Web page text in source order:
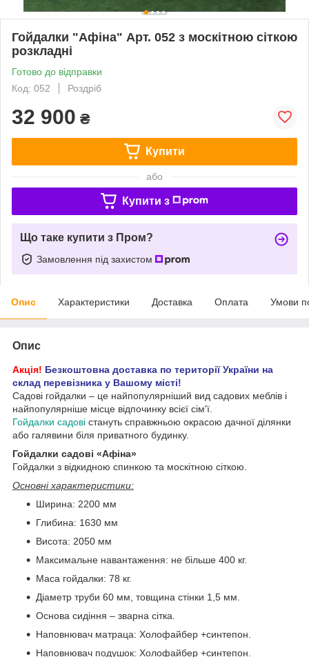
Гойдалки "Афіна" Арт. 052 з москітною сіткою
розкладні
Готово до відправки
Код: 052
Роздріб
32 900 ₴
Купити
або
Купити з
Що таке купити з Пром?
Замовлення під захистом
Опис Характеристики Доставка Оплата Умови
Опис
Акція! Безкоштовна доставка по території України на
склад перевізника у Вашому місті!
Садові гойдалки – це найпопулярніший вид садових меблів і
найпопулярніше місце відпочинку всієї сім'ї.
Гойдалки садові стануть справжньою окрасою дачної ділянки
або галявини біля приватного будинку.
Гойдалки садові «Афіна»
Гойдалки з відкидною спинкою та москітною сіткою.
Основні характеристики:
Ширина: 2200 мм
Глибина: 1630 мм
Висота: 2050 мм
Максимальне навантаження: не більше 400 кг.
Маса гойдалки: 78 кг.
Діаметр труби 60 мм, товщина стінки 1,5 мм.
Основа сидіння – зварна сітка.
Наповнювач матраца: Холофайбер +синтепон.
Наповнювач подушок: Холофайбер +синтепон.